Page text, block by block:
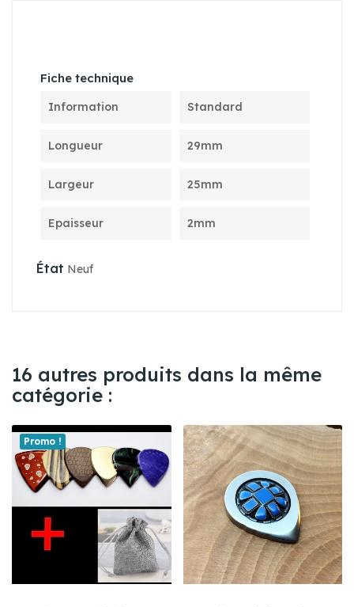
Fiche technique
Information Standard
Longueur 29mm
Largeur 25mm
Epaisseur 2mm
État Neuf
16 autres produits dans la même
catégorie :
Promo !